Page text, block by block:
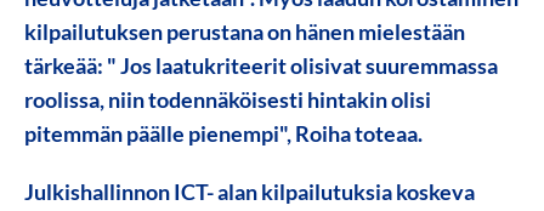
kilpailutuksen perustanaon hänen mielestään
tärkeää: " Jos laatukriteerit olisivat suuremmassa
roolissa, niin todennäköisesti hintakin olisi
pitemmän päälle pienempi", Roiha toteaa.
Julkishallinnon ICT- alan kilpailutuksia koskeva